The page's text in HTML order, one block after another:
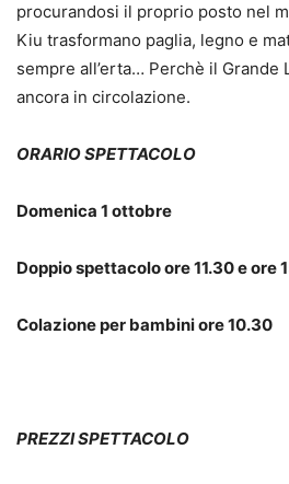
procurandosi il proprio posto nel
Kiu trasformano paglia, legno e
sempre all’erta… Perchè il Grande
ancora in circolazione.
ORARIO SPETTACOLO
Domenica 1 ottobre
Doppio spettacolo ore 11.30 e ore
Colazione per bambini ore 10.30
PREZZI SPETTACOLO